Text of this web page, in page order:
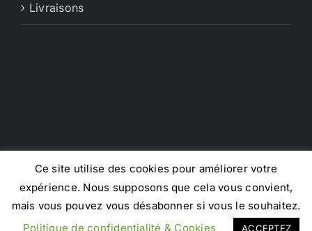
Livraisons
Facebook
X InstagramPinterest
Ce site utilise des cookies pour améliorer votre
expérience. Nous supposons que cela vous convient,
mais vous pouvez vous désabonner si vous le souhaitez.
Politique de confidentialité & Cookies
ACCEPTEZ